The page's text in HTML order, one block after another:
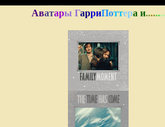
Аватары ГарриПоттера и........